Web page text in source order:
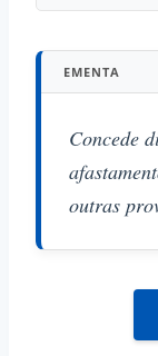
EMENTA
Concede
outras